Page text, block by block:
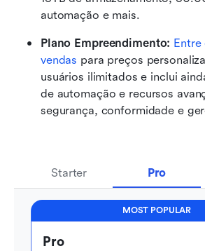
automação e mais.
Plano Empreendimento:
vendas para preços
usuários ilimitados e inclui
de automação e recursos
segurança, conformidade e
Starter Pro
MOST POPULAR
Pro